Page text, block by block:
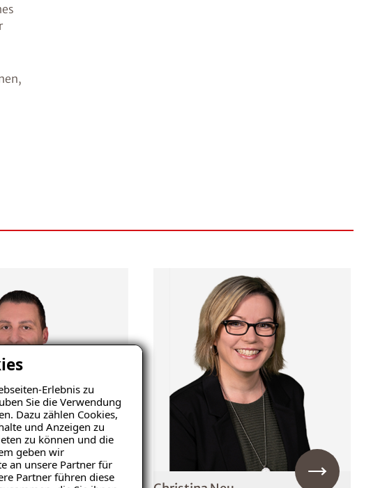
Erlebnis zu
Sie die Verwendung
Dazu zählen Cookies,
und Anzeigen zu
zu können und die
geben wir
an unsere Partner für
Partner führen diese